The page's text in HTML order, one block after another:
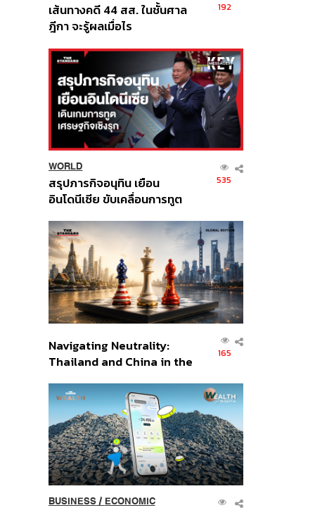
เส้นทางคดี 44 สส. ในชั้นศาล
ฎีกา จะรู้ผลเมื่อไร
192
WORLD
สรุปภารกิจอนุทิน เยือน
อินโดนีเซีย ขับเคลื่อนการทูต
ส่วนยุทธศาสตร์ไทย –
อินโดนีเซีย
535
Navigating Neutrality:
Thailand and China in the
Order
165
BUSINESS/ ECONOMIC